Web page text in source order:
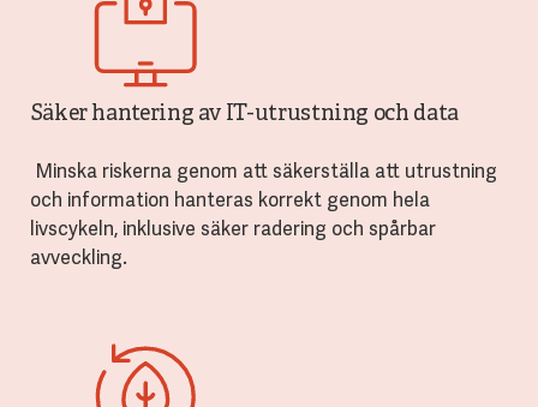
Säker hantering av IT-utrustning och data
Minska riskerna genom att säkerställa att utrustning
och information hanteras korrekt genom hela
livscykeln, inklusive säker radering och spårbar
avveckling.